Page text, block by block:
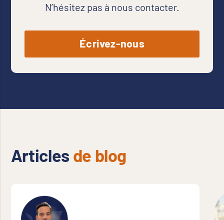
N’hésitez pas à nous contacter.
Écrivez-nous
Articlesde blog